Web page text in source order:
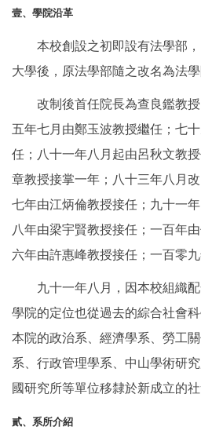
壹、學院沿革
本校創設之初即設有法學部，
大學後，原法學部隨之改名為法學
改制後首任院長為查良鑑教授
五年七月由鄭玉波教授繼任；七
任；八十一年八月起由呂秋文教
章教授接掌一年；八十三年八月
七年由江炳倫教授接任；九十一
八年由梁宇賢教授接任；一百年
六年由許惠峰教授接任；一百零
九十一年八月，因本校組織配
學院的定位也從過去的綜合社會
本院的政治系、經濟學系、勞工
系、行政管理學系、中山學術研
國研究所等單位移隸於新成立的社
貳、系所介紹